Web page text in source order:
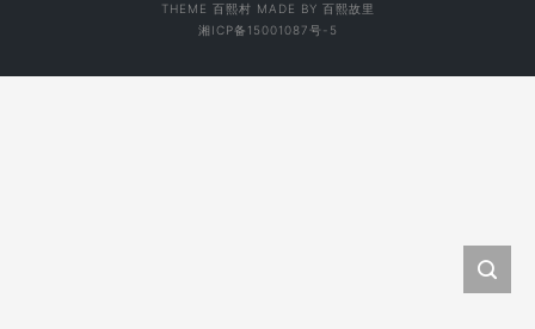
THEME 百熙村 MADE BY 百熙故里
湘ICP备15001087号-5